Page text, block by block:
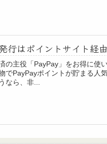
行はポイントサイト経
の主役「PayPay」をお得に使
でPayPayポイントが貯まる人
なら、非...